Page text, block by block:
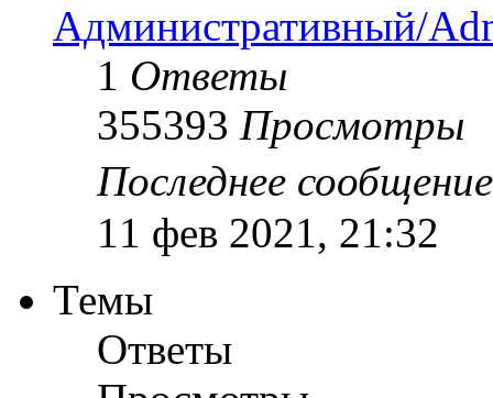
Административный/
1 Ответы
355393 Просмотры
Последнее
11 фев 2021, 21:32
Темы
Ответы